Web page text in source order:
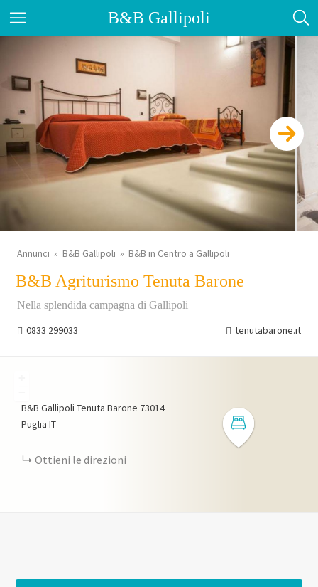
B&B Gallipoli
Annunci B&B Gallipoli B&B in Centro a Gallipoli
B&B Agriturismo Tenuta Barone
Nella splendida campagna di Gallipoli
0833 299033 tenutabarone.it
B&B Gallipoli Tenuta Barone 73014
Puglia IT
Ottieni le direzioni